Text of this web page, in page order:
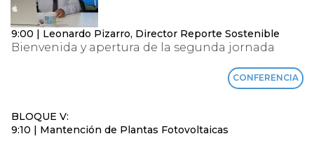
9:00 | Leonardo Pizarro, Director Reporte Sostenible
Bienvenida y apertura de la segunda jornada
CONFERENCIA
BLOQUE V:
9:10 | Mantención de Plantas Fotovoltaicas